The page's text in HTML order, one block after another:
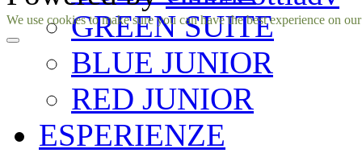
GREEN SUITE
BLUE JUNIOR
RED JUNIOR
ESPERIENZE
Facebook
Instagram
We use cookies to make sure you can have the best experience on